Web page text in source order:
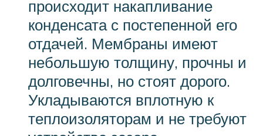
происходит накапливание
конденсата с постепенной его
отдачей. Мембраны имеют
небольшую толщину, прочны и
долговечны, но стоят дорого.
Укладываются вплотную к
теплоизоляторам и не требуют